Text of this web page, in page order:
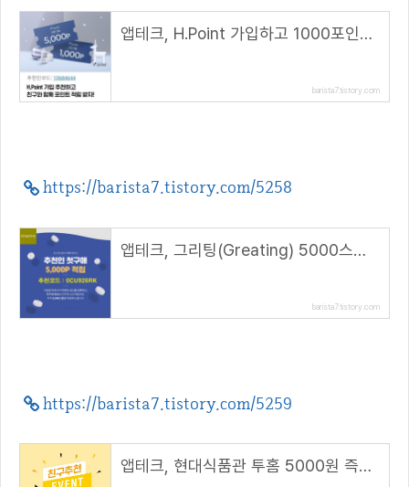
앱테크, H.Point 가입하고 1000포인트 받자( 추천 코드 : 10684644 )
barista7.tistory.com
https://barista7.tistory.com/5258
앱테크, 그리팅(Greating) 5000스푼 적립( 추천 코드 : 0CU926RK )
barista7.tistory.com
https://barista7.tistory.com/5259
앱테크, 현대식품관 투홈 5000원 즉시할인+1000P 추가적립